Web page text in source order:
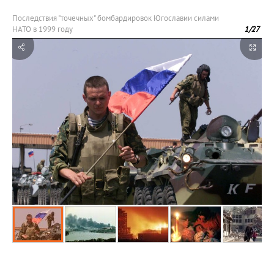
Последствия "точечных" бомбардировок Югославии силами
НАТО в 1999 году
1/27